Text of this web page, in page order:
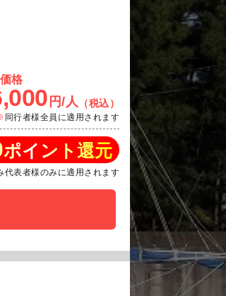
格
円/人 （税込）
同行者様全員に適用されます
ポイント還元
代表者様のみに適用されます